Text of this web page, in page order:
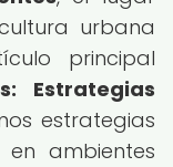
urbana
principal
Estrategias
estrategias
ambientes